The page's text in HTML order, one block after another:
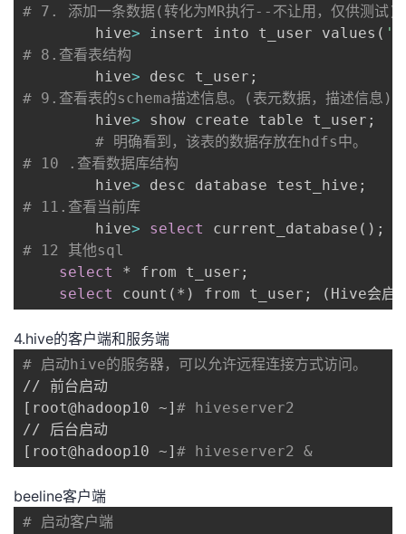
# 7. 添加一条数据(转化为MR执行--不让用，仅供测试)
        hive
> insert into t_user values (
# 8.查看表结构
        hive
> desc t_user ;
# 9.查看表的schema描述信息。(表元数据，描述信息)
        hive
> show create table t_user ;
# 明确看到，该表的数据存放在hdfs中。
# 10 .查看数据库结构
        hive
> desc database test_hive ;
# 11.查看当前库
        hive
> select current_database ( ) ;
# 12 其他sql
select
* from t_user ;
select
count ( * ) from t_user ; ( Hive会启
4.hive的客户端和服务端
# 启动hive的服务器，可以允许远程连接方式访问。
[ root@hadoop10 ~] # hiveserver2
[ root@hadoop10 ~] # hiveserver2 &
beeline客户端
# 启动客户端